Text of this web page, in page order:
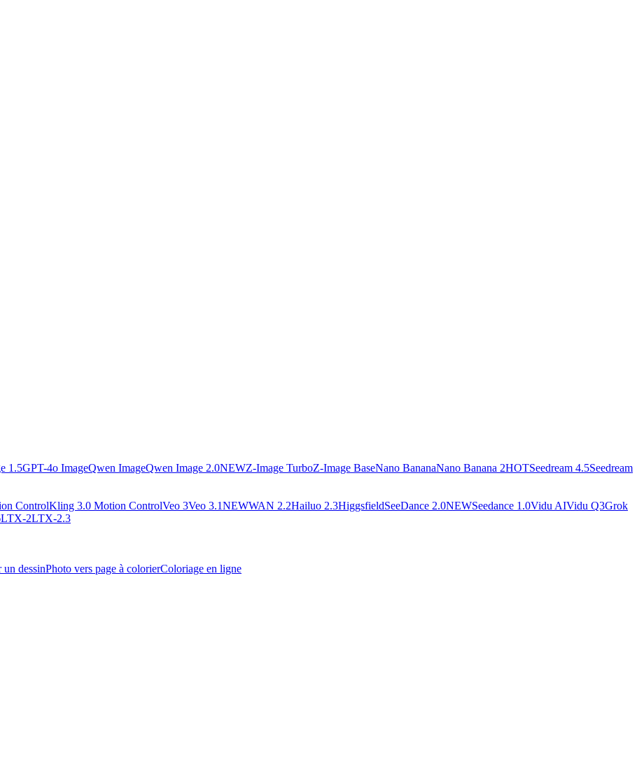
1.5GPT-4o ImageQwen ImageQwen Image 2.0NEWZ-Image TurboZ-Image BaseNano BananaNano Banana 2HOTSeedream 4.5Seedream
ControlKling 3.0 Motion ControlVeo 3Veo 3.1NEWWAN 2.2Hailuo 2.3HiggsfieldSeeDance 2.0NEWSeedance 1.0Vidu AIVidu Q3Grok
LTX-2LTX-2.3
dessinPhoto vers page à colorierColoriage en ligne